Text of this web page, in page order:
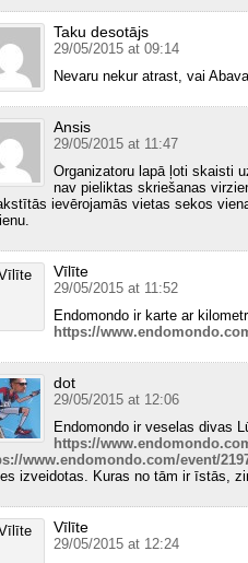
Taku desotājs
29/05/2015 at 09:14
Nevaru nekur atrast, vai
Ansis
29/05/2015 at 11:47
Organizatoru lapā ļoti skaisti
nav pieliktas skriešanas
ievērojamās vietas sekos
Vīlīte
29/05/2015 at 11:52
Endomondo ir karte ar
https://
dot
29/05/2015 at 12:06
Endomondo ir veselas divas
https://
www.endomondo.com/event/
izveidotas. Kuras no tām ir īstās,
Vīlīte
29/05/2015 at 12:24